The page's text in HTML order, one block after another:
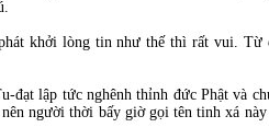
khởi lòng tin như thế thì rất vui. Từ
đạt lập tức nghênh thỉnh đức Phật và
người thời bấy giờ gọi tên tinh xá